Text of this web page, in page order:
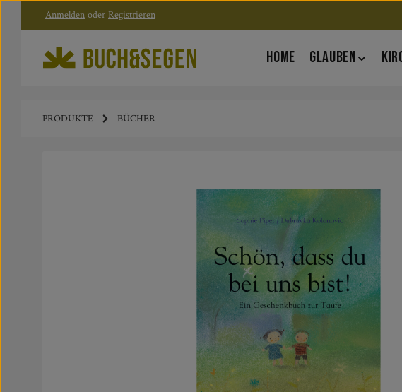
Zum Hauptinhalt springen
Zur Hauptnavigation springen
Anmelden oder Registrieren
HOME GLAUBEN
PRODUKTE BÜCHER